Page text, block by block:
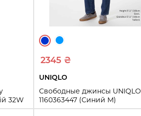
32W
2345 ₴
UNIQLO
Свободные джинсы UNIQLO
1160363447 (Синий M)